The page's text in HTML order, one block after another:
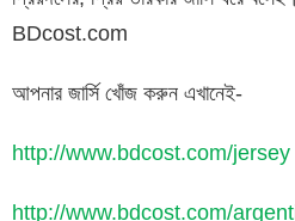
BDcost.com
আপনার জার্সি খোঁজ করুন এখানেই-
http://www.bdcost.com/jersey
http://www.bdcost.com/